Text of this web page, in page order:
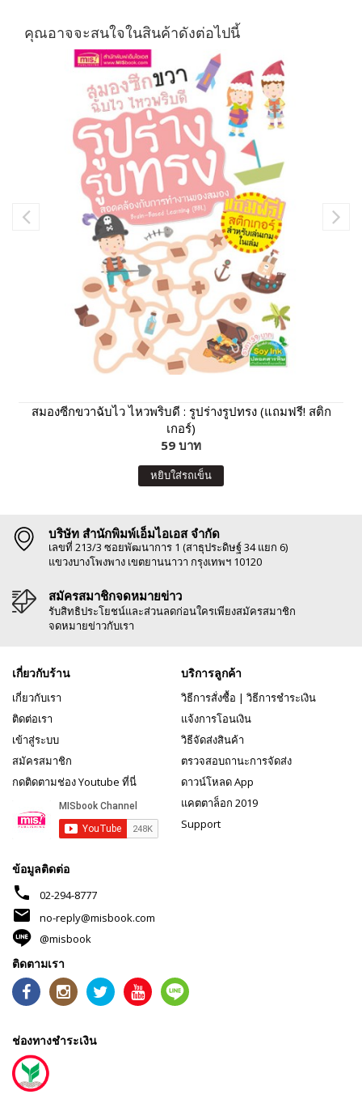
คุณอาจจะสนใจในสินค้าดังต่อไปนี้
สมองซีกขวาฉับไว ไหวพริบดี : รูปร่างรูปทรง (แถมฟรี! สติก
เกอร์)
59 บาท
หยิบใส่รถเข็น
บริษัท สำนักพิมพ์เอ็มไอเอส จำกัด
เลขที่ 213/3 ซอยพัฒนาการ 1 (สาธุประดิษฐ์ 34 แยก 6)
แขวงบางโพงพาง เขตยานนาวา กรุงเทพฯ 10120
สมัครสมาชิกจดหมายข่าว
รับสิทธิประโยชน์และส่วนลดก่อนใครเพียงสมัครสมาชิก
จดหมายข่าวกับเรา
เกี่ยวกับร้าน
เกี่ยวกับเรา
ติดต่อเรา
เข้าสู่ระบบ
สมัครสมาชิก
กดติดตามช่อง Youtube ที่นี่
บริการลูกค้า
วิธีการสั่งซื้อ | วิธีการชำระเงิน
แจ้งการโอนเงิน
วิธีจัดส่งสินค้า
ตรวจสอบถานะการจัดส่ง
ดาวน์โหลด App
แคตตาล็อก 2019
Support
ข้อมูลติดต่อ
phone 02-294-8777
mail
no-reply@misbook.com
@misbook
ติดตามเรา
ช่องทางชำระเงิน